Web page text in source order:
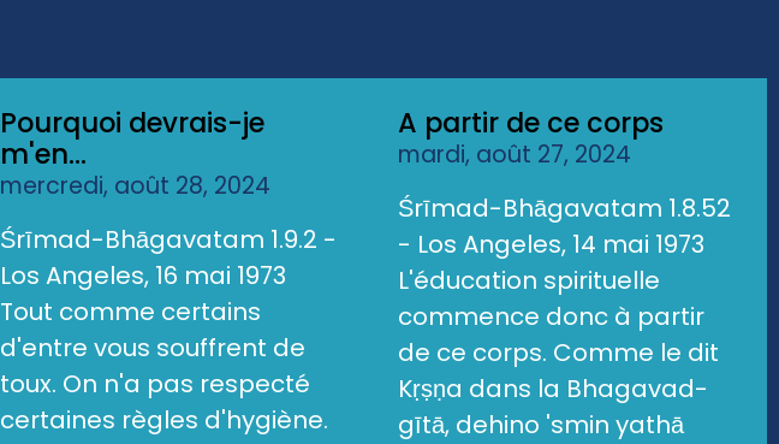
Pourquoi devrais-je
m'en...
mercredi, août 28, 2024
Śrīmad-Bhāgavatam 1.9.2 -
Los Angeles, 16 mai 1973
Tout comme certains
d'entre vous souffrent de
toux. On n'a pas respecté
certaines règles d'hygiène.
A partir de ce corps
mardi, août 27, 2024
Śrīmad-Bhāgavatam 1.8.52
- Los Angeles, 14 mai 1973
L'éducation spirituelle
commence donc à partir
de ce corps. Comme le dit
Kṛṣṇa dans la Bhagavad-
gītā, dehino 'smin yathā